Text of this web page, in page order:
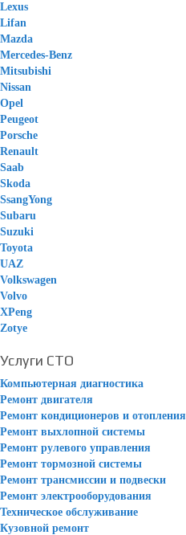
Lexus
Lifan
Mazda
Mercedes-Benz
Mitsubishi
Nissan
Opel
Peugeot
Porsche
Renault
Saab
Skoda
SsangYong
Subaru
Suzuki
Toyota
UAZ
Volkswagen
Volvo
XPeng
Zotye
Услуги СТО
Компьютерная диагностика
Ремонт двигателя
Ремонт кондиционеров и отопления
Ремонт выхлопной системы
Ремонт рулевого управления
Ремонт тормозной системы
Ремонт трансмиссии и подвески
Ремонт электрооборудования
Техническое обслуживание
Кузовной ремонт